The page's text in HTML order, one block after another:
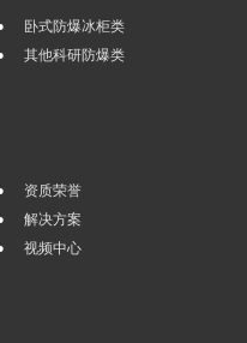
卧式防爆冰柜类
其他科研防爆类
资质荣誉
解决方案
视频中心